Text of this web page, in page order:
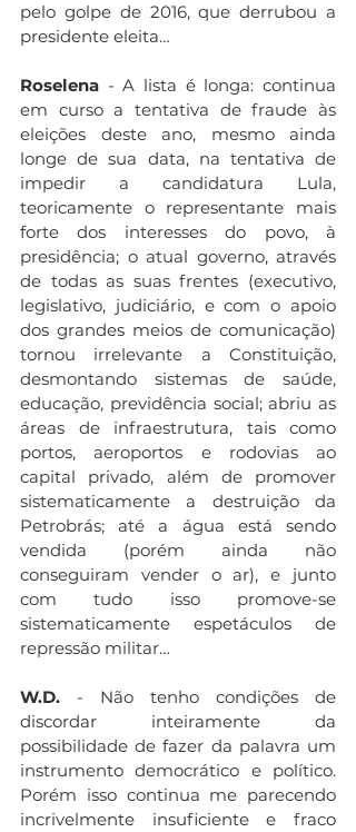
pelo golpe de 2016, que derrubou a
presidente eleita…
Roselena - A lista é longa: continua
em curso a tentativa de fraude às
eleições deste ano, mesmo ainda
longe de sua data, na tentativa de
impedir a candidatura Lula,
teoricamente o representante mais
forte dos interesses do povo, à
presidência; o atual governo, através
de todas as suas frentes (executivo,
legislativo, judiciário, e com o apoio
dos grandes meios de comunicação)
tornou irrelevante a Constituição,
desmontando sistemas de saúde,
educação, previdência social; abriu as
áreas de infraestrutura, tais como
portos, aeroportos e rodovias ao
capital privado, além de promover
sistematicamente a destruição da
Petrobrás; até a água está sendo
vendida (porém ainda não
conseguiram vender o ar), e junto
com tudo isso promove-se
sistematicamente espetáculos de
repressão militar…
W.D. - Não tenho condições de
discordar inteiramente da
possibilidade de fazer da palavra um
instrumento democrático e político.
Porém isso continua me parecendo
incrivelmente insuficiente e fraco